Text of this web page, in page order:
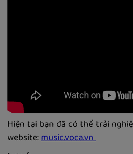
Hiện tại bạn đã có thể trải
website:music.voca.vn